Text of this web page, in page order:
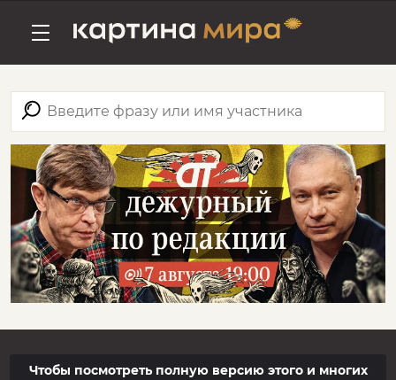
Чтобы посмотреть полную версию этого и многих